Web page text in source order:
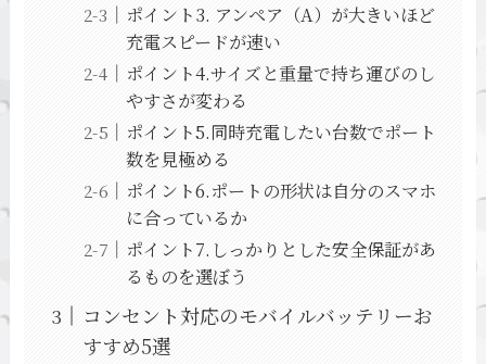
ポイント3. アンペア（A）が大きいほど
充電スピードが速い
ポイント4.サイズと重量で持ち運びのし
やすさが変わる
ポイント5.同時充電したい台数でポート
数を見極める
ポイント6.ポートの形状は自分のスマホ
に合っているか
ポイント7.しっかりとした安全保証があ
るものを選ぼう
コンセント対応のモバイルバッテリーお
すすめ5選